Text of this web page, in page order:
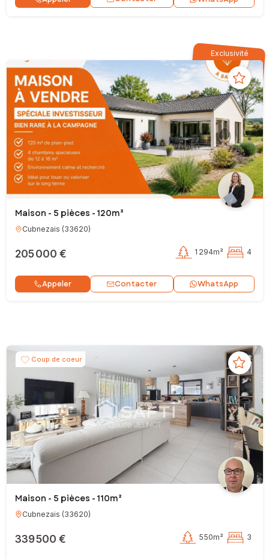
Exclusivité
Maison - 5 pièces - 120m²
Cubnezais (33620)
205 000 € 1 294m² 4
Appeler Contacter WhatsApp
Coup de coeur
Maison - 5 pièces - 110m²
Cubnezais (33620)
339 500 € 550m² 3